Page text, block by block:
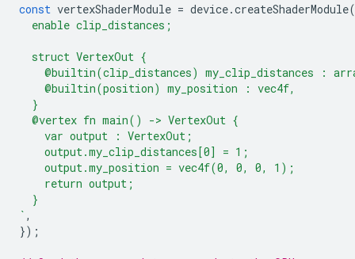
const vertexShaderModule = device.createShaderModule
  enable clip_distances;
  struct VertexOut {
@builtin(clip_distances) my_clip_distances :
    @builtin(position) my_position : vec4f,
  }
  @vertex fn main() -> VertexOut {
    var output : VertexOut;
    output.my_clip_distances[0] = 1;
    output.my_position = vec4f(0, 0, 0, 1);
    return output;
  }
` ,
});